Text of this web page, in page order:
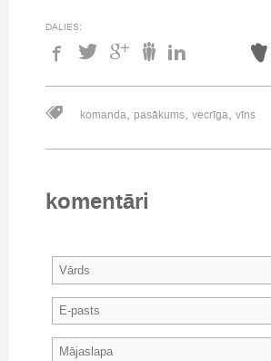
DALIES:
komanda, pasākums, vecrīga, vīns
komentāri